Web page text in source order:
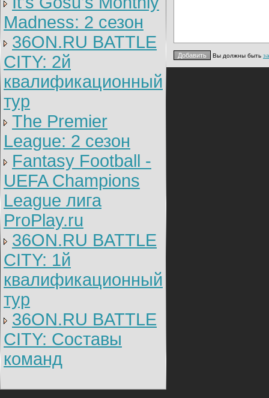
Madness: 2 сезон
36ON.RU BATTLE
CITY: 2й
квалификационный
тур
The Premier
League: 2 cезон
Fantasy Football -
UEFA Champions
League лига
ProPlay.ru
36ON.RU BATTLE
CITY: 1й
квалификационный
тур
36ON.RU BATTLE
CITY: Составы
команд
Вы должны быть